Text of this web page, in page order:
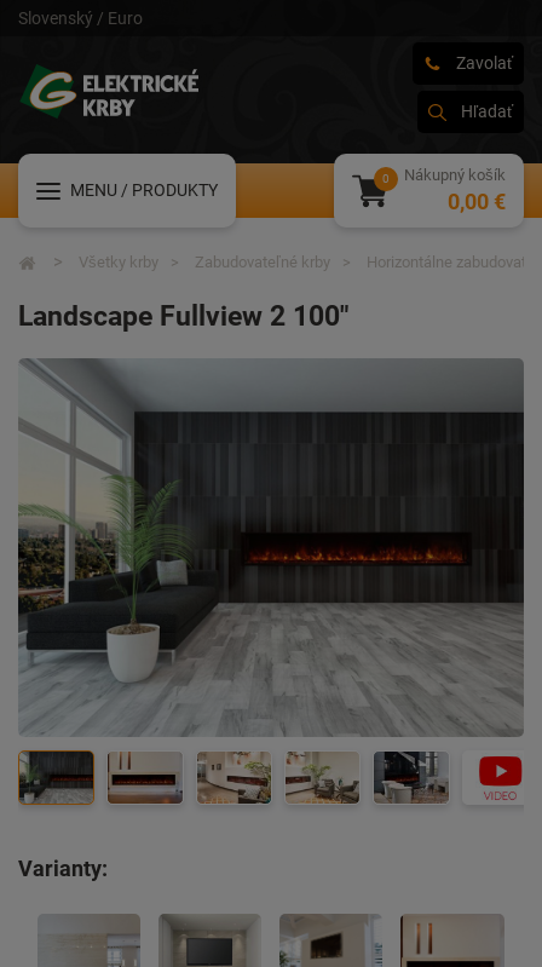
Slovenský / Euro
Zavolať
Hľadať
MENU / PRODUKTY
Nákupný košík
0,00 €
Landscape Fullview 2 100"
Varianty:
Všetky krby Zabudovateľné krby Horizontálne